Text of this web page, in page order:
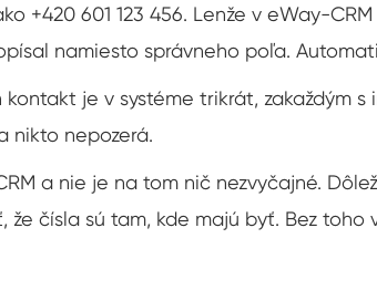
+420 601 123 456. Lenže v eWay-
namiesto správneho poľa.
je v systéme trikrát, zakaždým
nikto nepozerá.
a nie je na tom nič nezvyčajné.
čísla sú tam, kde majú byť. Bez